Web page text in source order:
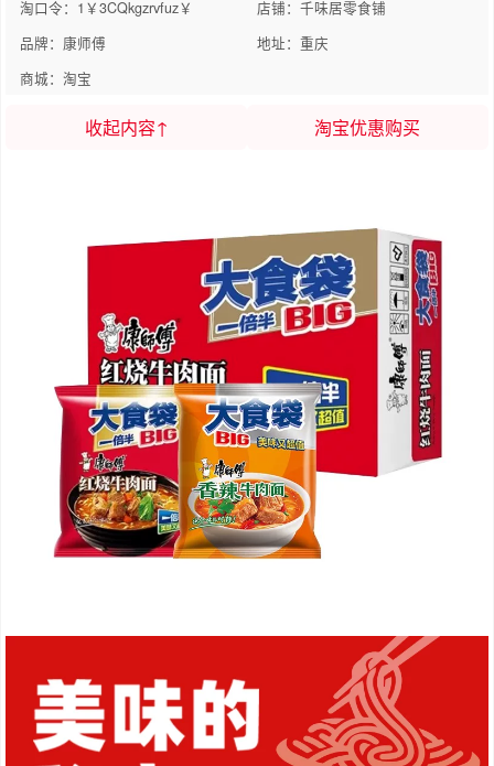
淘口令：1￥3CQkgzrvfuz￥
店铺：千味居零食铺
品牌：康师傅
地址：重庆
商城：淘宝
收起内容↑ 淘宝优惠购买